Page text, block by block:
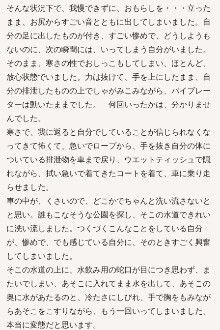
そんな状況下で、我慢できずに、おもらしを・・・立った
まま、お尻からすごい音とともに出してしまいました。自
分の足に出したものが付き、すごい惨めで、どうしようも
ないのに、次の瞬間には、いってしまう自分がいました。
そのまま、寒さの性でおしっこもしてしまい、ほとんど、
放心状態でいました。力は抜けて、手を上にしたまま、自
分の排泄したものの上でしゃがみこみながら、バイブレー
ターは動いたままでした。 何回いったかは、分かりませ
んでした。
寒さで、我に返ると自分でしていることが信じられなくな
ってきて怖くて、急いでロープから、手を抜き自分の体に
ついている排泄物を車まで戻り、ウエットティッシュで隠
れながら、拭い急いで着てきたコートを着て、車に乗り走
らせました。
車の中が、くさいので、どこかでちゃんと洗い流さないと
と思い。誰もこなそうな公園を探し、そこの水道できれい
に洗い流しました。つくづくこんなことをしている自分
が、惨めで、でも感じている自分に、そのときすごく興奮
してしまいました。
そこの水道の上に、水飲み用の蛇口が目につき思わず、ま
たいでしまい、あそこに入れてまま水を出して、あそこの
奥に水があたるのと、冷たさにしびれ、手で胸をもみなが
らあそこをこすりながら、もう一回いってしまいました。
本当に変態だと思います。